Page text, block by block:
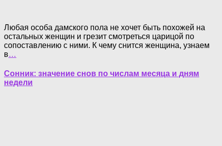
Любая особа дамского пола не хочет быть похожей на
остальных женщин и грезит смотреться царицой по
сопоставлению с ними. К чему снится женщина, узнаем
в…
Сонник: значение снов по числам месяца и дням
недели